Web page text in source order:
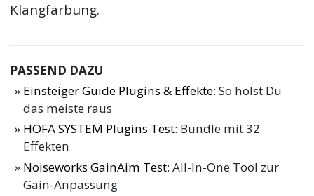
Klangfärbung.
PASSEND DAZU
Einsteiger Guide Plugins & Effekte: So holst Du
das meiste raus
HOFA SYSTEM Plugins Test: Bundle mit 32
Effekten
Noiseworks GainAim Test: All-In-One Tool zur
Gain-Anpassung